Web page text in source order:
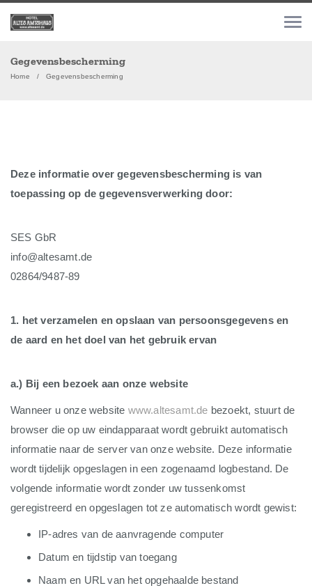
Gegevensbescherming
Home Gegevensbescherming
Deze informatie over gegevensbescherming is van
toepassing op de gegevensverwerking door:
SES GbR
info@altesamt.de
02864/9487-89
1. het verzamelen en opslaan van persoonsgegevens en
de aard en het doel van het gebruik ervan
a.) Bij een bezoek aan onze website
Wanneer u onze website www.altesamt.de bezoekt, stuurt de
browser die op uw eindapparaat wordt gebruikt automatisch
informatie naar de server van onze website. Deze informatie
wordt tijdelijk opgeslagen in een zogenaamd logbestand. De
volgende informatie wordt zonder uw tussenkomst
geregistreerd en opgeslagen tot ze automatisch wordt gewist:
IP-adres van de aanvragende computer
Datum en tijdstip van toegang
Naam en URL van het opgehaalde bestand